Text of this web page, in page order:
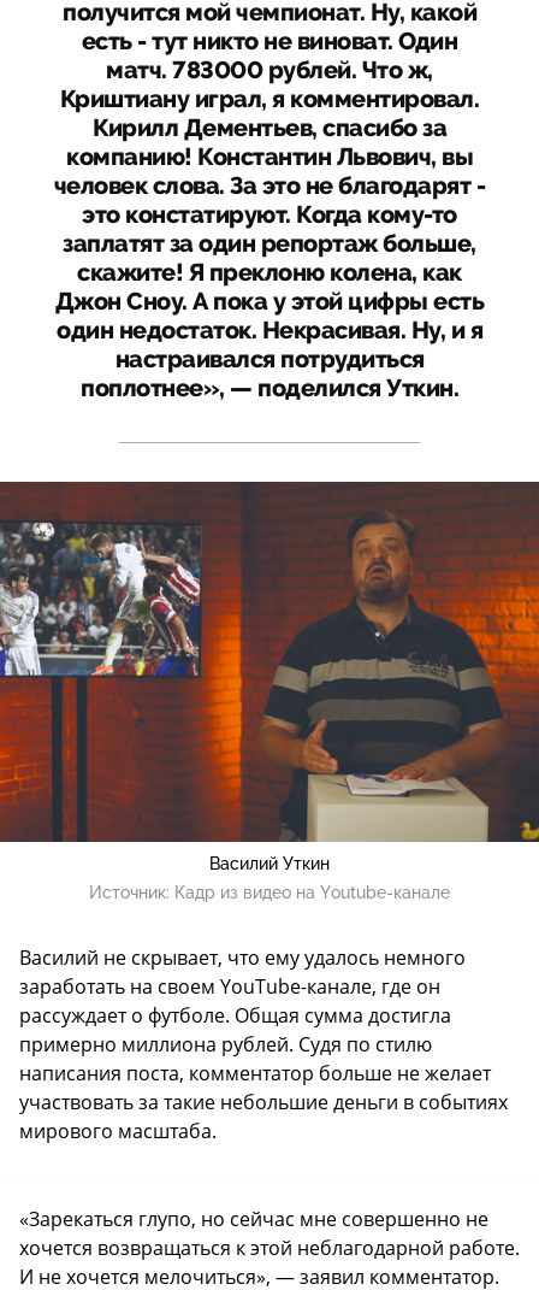
получится мой чемпионат. Ну, какой
есть - тут никто не виноват. Один
матч. 783000 рублей. Что ж,
Криштиану играл, я комментировал.
Кирилл Дементьев, спасибо за
компанию! Константин Львович, вы
человек слова. За это не благодарят -
это констатируют. Когда кому-то
заплатят за один репортаж больше,
скажите! Я преклоню колена, как
Джон Сноу. А пока у этой цифры есть
один недостаток. Некрасивая. Ну, и я
настраивался потрудиться
поплотнее», — поделился Уткин.
Василий Уткин
Источник: Кадр из видео на Youtube-канале
Василий не скрывает, что ему удалось немного
заработать на своем YouTube-канале, где он
рассуждает о футболе. Общая сумма достигла
примерно миллиона рублей. Судя по стилю
написания поста, комментатор больше не желает
участвовать за такие небольшие деньги в событиях
мирового масштаба.
«Зарекаться глупо, но сейчас мне совершенно не
хочется возвращаться к этой неблагодарной работе.
И не хочется мелочиться», — заявил комментатор.